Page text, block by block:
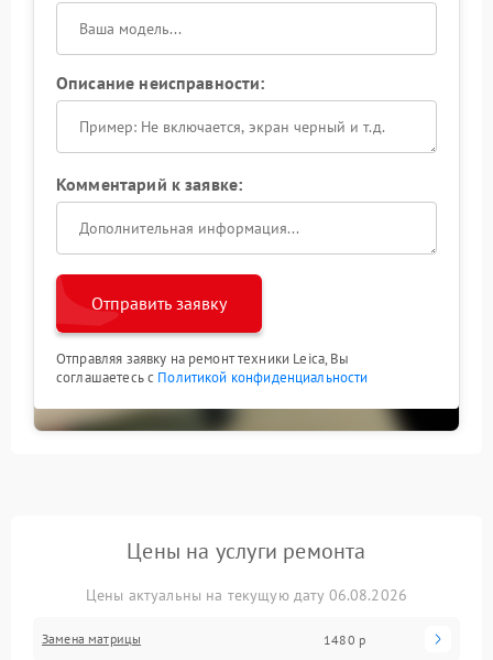
Описание неисправности:
Комментарий к заявке:
Отправить заявку
Отправляя заявку на ремонт техники Leica, Вы
соглашаетесь с Политикой конфиденциальности
Цены на услуги ремонта
Цены актуальны на текущую дату 06.08.2026
Замена матрицы 1480 р